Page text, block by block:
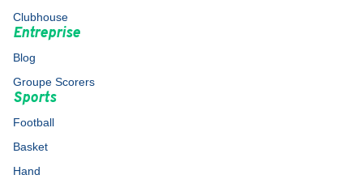
Clubhouse
Entreprise
Blog
Groupe Scorers
Sports
Football
Basket
Hand